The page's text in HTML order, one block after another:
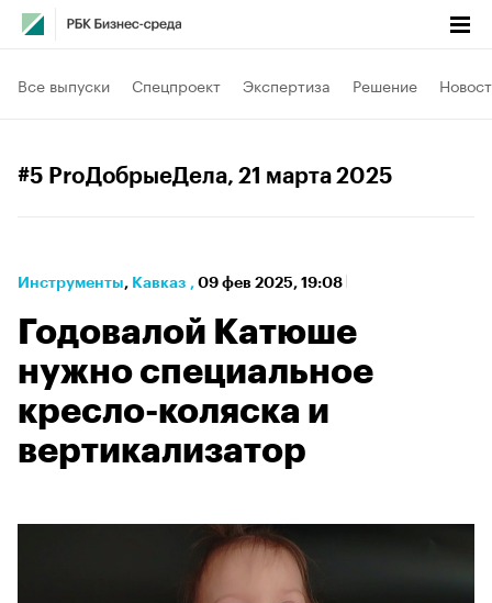
Все выпуски Спецпроект Экспертиза Решение
#5 ProДобрыеДела, 21 марта 2025
Инструменты⁠, Кавказ , 09 фев 2025, 19:08
Годовалой Катюше
нужно специальное
кресло-коляска и
вертикализатор